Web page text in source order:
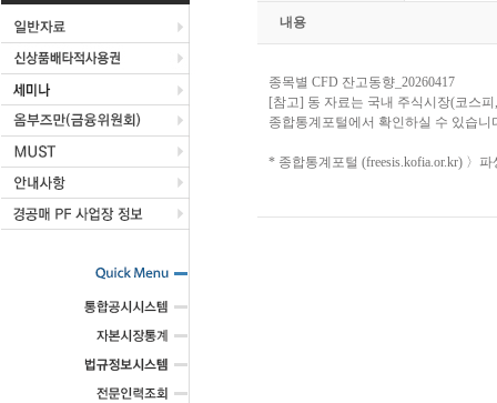
내용
종목별 CFD 잔고동향_20260417
[참고] 동 자료는 국내 주식시장(코스
종합통계포털에서 확인하실 수 있습니
* 종합통계포털 (freesis.kofia.or.kr) 〉